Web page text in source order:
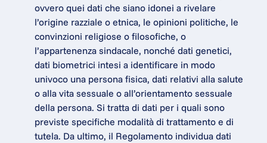
ovvero quei dati che siano idonei a rivelare
l’origine razziale o etnica, le opinioni politiche, le
convinzioni religiose o filosofiche, o
l’appartenenza sindacale, nonché dati genetici,
dati biometrici intesi a identificare in modo
univoco una persona fisica, dati relativi alla salute
o alla vita sessuale o all’orientamento sessuale
della persona. Si tratta di dati per i quali sono
previste specifiche modalità di trattamento e di
tutela. Da ultimo, il Regolamento individua dati